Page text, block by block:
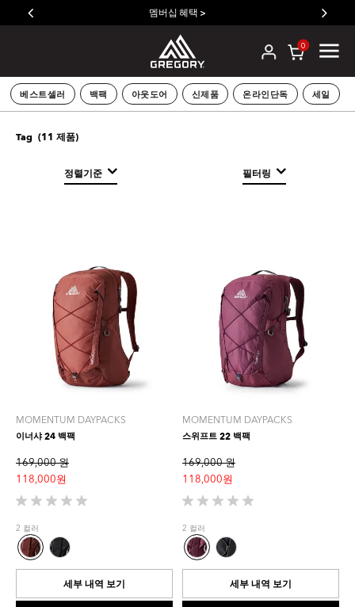
멤버십 혜택 >
0
베스트셀러 백팩 아웃도어 신제품 온라인단독 세일
Tag (11 제품)
정렬기준 필터링
MOMENTUM DAYPACKS
이너샤 24 백팩
169,000 원
118,000 원
별
5
개
중
0.0
입
2 컬러
세부 내역 보기
MOMENTUM DAYPACKS
스위프트 22 백팩
169,000 원
118,000 원
별
5
개
중
0.0
입
2 컬러
세부 내역 보기